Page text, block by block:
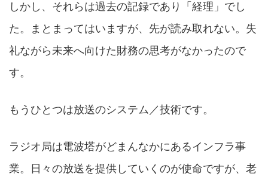
しかし、それらは過去の記録であり「経理」でし
た。まとまってはいますが、先が読み取れない。失
礼ながら未来へ向けた財務の思考がなかったので
す。
もうひとつは放送のシステム／技術です。
ラジオ局は電波塔がどまんなかにあるインフラ事
業。日々の放送を提供していくのが使命ですが、老